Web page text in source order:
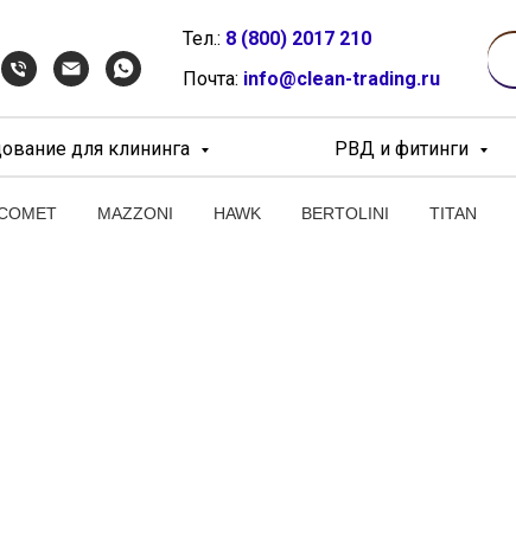
MAZZONI HAWK BERTOLINI TITAN
Тел.: 8 (800) 2017 210
Почта: info@clean-trading.ru
для клининга РВД и фитинги